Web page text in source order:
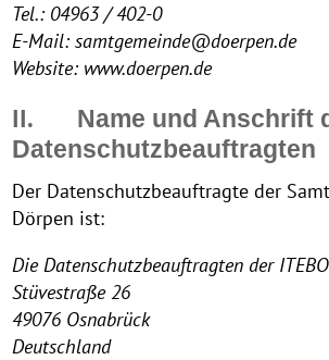
Tel.: 04963 / 402-0
E-Mail: samtgemeinde@doerpen.de
Website: www.doerpen.de
II.
Name und Anschrift
Datenschutzbeauftragten
Der Datenschutzbeauftragte der
Dörpen ist:
Die Datenschutzbeauftragten der
Stüvestraße 26
49076 Osnabrück
Deutschland